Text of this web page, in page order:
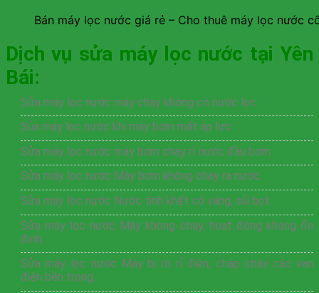
Bán máy lọc nước giá rẻ – Cho thuê máy lọc nước
Dịch vụ sửa máy lọc nước tại Yên
Bái:
Sửa máy lọc nước máy chạy không có nước lọc
Sủa máy lọc nước khi máy bơm mất áp lực
Sửa máy lọc nước máy bơm chạy rỉ nước đầu bơm
Sửa máy lọc nước Máy bơm không chạy ra nước.
Sửa máy lọc nước Nước tinh khết có váng, sủi bọt.
Sửa máy lọc nước Máy không chạy, hoạt động không ổn
định.
Sửa máy lọc nước Máy bị rò rỉ điện, chập cháy các van
điện bên trong.